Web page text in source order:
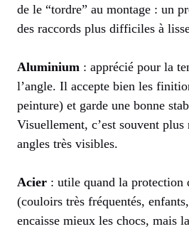
de le “tordre” au montage : un
des raccords plus difficiles à
Aluminium : apprécié pour la
l’angle. Il accepte bien les
peinture) et garde une bonne
Visuellement, c’est souvent
angles très visibles.
Acier : utile quand la protection
(couloirs très fréquentés,
encaisse mieux les chocs, mais